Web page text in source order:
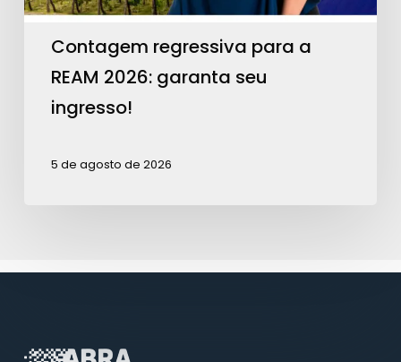
ingresso!
Contagem regressiva para a
REAM 2026: garanta seu
ingresso!
5 de agosto de 2026